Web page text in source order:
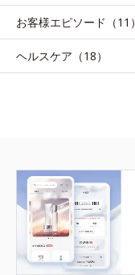
お客様エピソード（11）
ヘルスケア（18）